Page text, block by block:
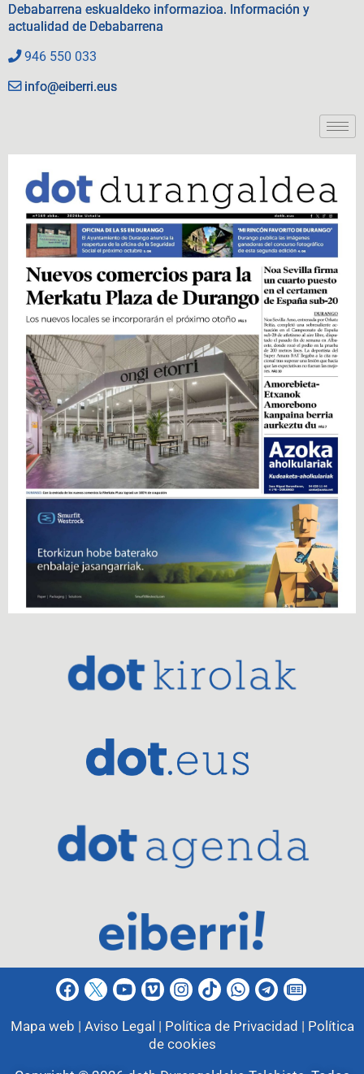
Debabarrena eskualdeko informazioa. Información y
actualidad de Debabarrena
946 550 033
info@eiberri.eus
Mapa web | Aviso Legal | Política de Privacidad | Política
de cookies